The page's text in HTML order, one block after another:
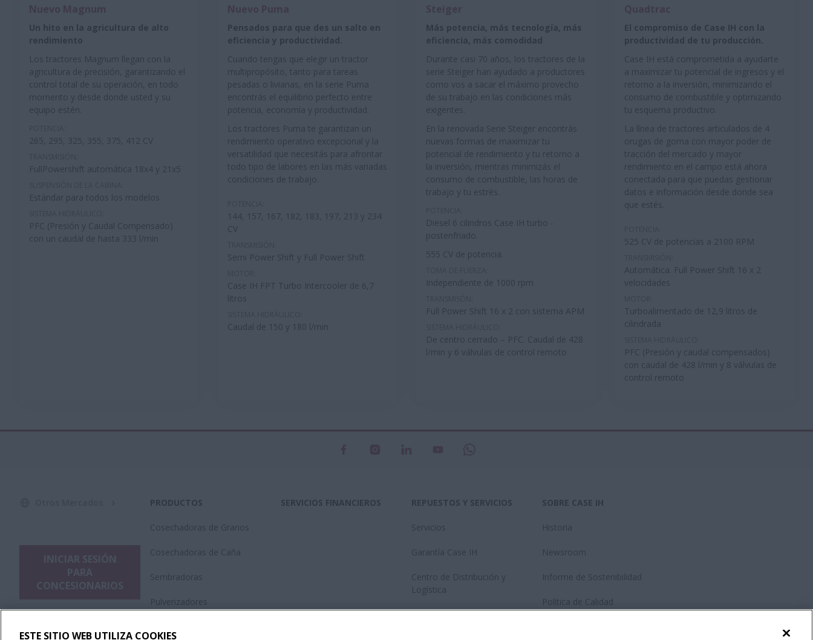
Un hito en la agricultura de alto
rendimiento
Los tractores Magnum llegan con la
agricultura de precisión, garantizando el
control total de su operación, en todo
momento y desde donde usted y su
equipo estén.
265, 295, 325, 355, 375, 412 CV
FullPowershift automática 18x4 y 21x5
Estándar para todos los modelos
PFC (Presión y Caudal Compensado)
con un caudal de hasta 333 l/min
Pensados para que des un salto en
eficiencia y productividad.
Cuando tengas que elegir un tractor
multipropósito, tanto para tareas
pesadas o livianas, en la serie Puma
encontrás el equilibrio perfecto entre
potencia, economía y productividad.
Los tractores Puma te garantizan un
rendimiento operativo excepcional y la
versatilidad que necesitás para afrontar
todo tipo de labores en las más variadas
condiciones de trabajo.
144, 157, 167, 182, 183, 197, 213 y 234
CV
Semi Power Shift y Full Power Shift
Case IH FPT Turbo Intercooler de 6,7
litros
Caudal de 150 y 180 l/min
Más potencia, más tecnología, más
eficiencia, más comodidad
Durante casi 70 años, los tractores de la
serie Steiger han ayudado a productores
como vos a sacar el máximo provecho
de su trabajo en las condiciones más
exigentes.
En la renovada Serie Steiger encontrás
nuevas formas de maximizar tu
potencial de rendimiento y tu retorno a
la inversión, mientras minimizás el
consumo de combustible, las horas de
trabajo y tu estrés.
Diesel 6 cilindros Case IH turbo -
postenfriado.
555 CV de potencia.
Independiente de 1000 rpm
Full Power Shift 16 x 2 con sistema APM
De centro cerrado – PFC. Caudal de 428
l/min y 6 válvulas de control remoto
El compromiso de Case IH con la
productividad de tu producción.
Case IH está comprometida a ayudarte
a maximizar tu potencial de ingresos y el
retorno a la inversión, minimizando el
consumo de combustible y optimizando
tu esquema productivo.
La línea de tractores articulados de 4
orugas de goma con mayor poder de
tracción del mercado y mayor
rendimiento en el campo está ahora
conectada para que puedas gestionar
datos e información desde donde sea
que estés.
525 CV de potencias a 2100 RPM
Automática. Full Power Shift 16 x 2
velocidades
Turboalimentado de 12,9 litros de
cilindrada
PFC (Presión y caudal compensados)
con caudal de 428 l/min y 8 válvulas de
control remoto
PRODUCTOS
Cosechadoras de Granos
Cosechadoras de Caña
Sembradoras
Pulverizadores
SERVICIOS FINANCIEROS REPUESTOS Y SERVICIOS
Servicios
Garantía Case IH
Centro de Distribución y
Logística
Red de concesionarios
SOBRE CASE IH
Historia
Newsroom
Informe de Sostenibilidad
Política de Calidad
ESTE SITIO WEB UTILIZA COOKIES